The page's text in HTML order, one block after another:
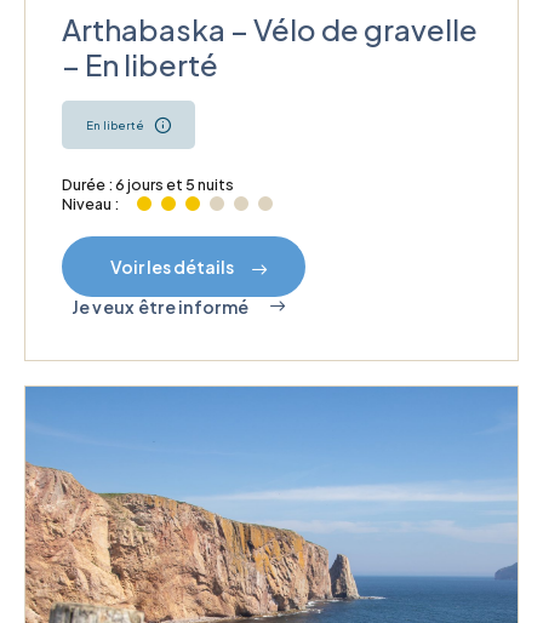
Arthabaska – Vélo de gravelle
– En liberté
En liberté
Durée : 6 jours et 5 nuits
Niveau :
Voir les détails
Je veux être informé